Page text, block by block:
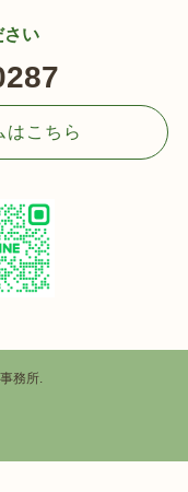
さい
はこちら
務所.